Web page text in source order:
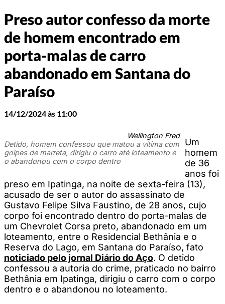
Preso autor confesso da morte
de homem encontrado em
porta-malas de carro
abandonado em Santana do
Paraíso
14/12/2024 às 11:00
Wellington Fred
Detido, homem confessou que matou a vítima com
golpes de marreta, dirigiu o carro até loteamento e
o abandonou com o corpo dentro
Um
homem
de 36
anos foi
preso em Ipatinga, na noite de sexta-feira (13),
acusado de ser o autor do assassinato de
Gustavo Felipe Silva Faustino, de 28 anos, cujo
corpo foi encontrado dentro do porta-malas de
um Chevrolet Corsa preto, abandonado em um
loteamento, entre o Residencial Bethânia e o
Reserva do Lago, em Santana do Paraíso, fato
noticiado pelo jornal Diário do Aço. O detido
confessou a autoria do crime, praticado no bairro
Bethânia em Ipatinga, dirigiu o carro com o corpo
dentro e o abandonou no loteamento.